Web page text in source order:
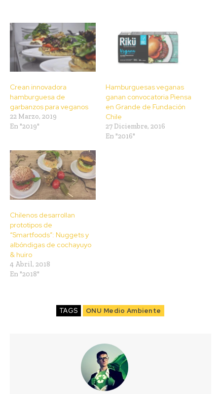
Crean innovadora
hamburguesa de
garbanzos para veganos
22 Marzo, 2019
En "2019"
Hamburguesas veganas
ganan convocatoria Piensa
en Grande de Fundación
Chile
27 Diciembre, 2016
En "2016"
Chilenos desarrollan
prototipos de
“Smartfoods”: Nuggets y
albóndigas de cochayuyo
& huiro
4 Abril, 2018
En "2018"
TAGS ONU Medio Ambiente